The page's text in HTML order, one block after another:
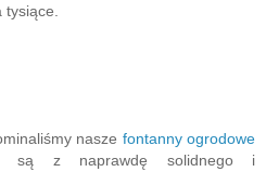
nasze fontanny ogrodowe
są z naprawdę solidnego i